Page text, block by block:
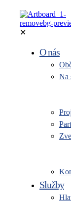
✕
O nás
Na
Služby